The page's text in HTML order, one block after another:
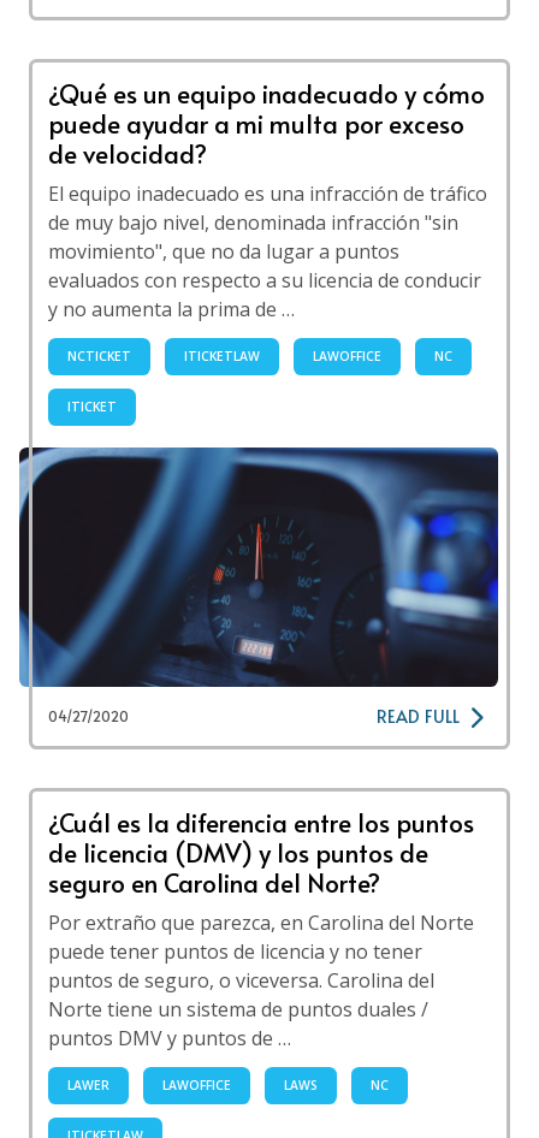
¿Qué es un equipo inadecuado y cómo
puede ayudar a mi multa por exceso
de velocidad?
El equipo inadecuado es una infracción de tráfico
de muy bajo nivel, denominada infracción "sin
movimiento", que no da lugar a puntos
evaluados con respecto a su licencia de conducir
y no aumenta la prima de …
NCTICKET ITICKETLAW LAWOFFICE NC
ITICKET
04/27/2020 READ FULL
¿Cuál es la diferencia entre los puntos
de licencia (DMV) y los puntos de
seguro en Carolina del Norte?
Por extraño que parezca, en Carolina del Norte
puede tener puntos de licencia y no tener
puntos de seguro, o viceversa. Carolina del
Norte tiene un sistema de puntos duales /
puntos DMV y puntos de …
LAWER LAWOFFICE LAWS NC